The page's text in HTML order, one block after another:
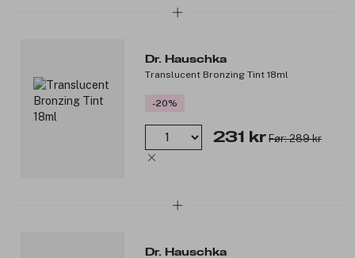
Dr. Hauschka
Translucent Bronzing Tint 18ml
-20%
231 kr Før: 289 kr
Dr. Hauschka